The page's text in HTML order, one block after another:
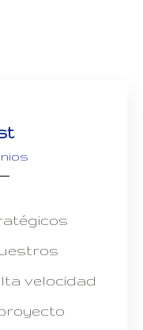
velocidad